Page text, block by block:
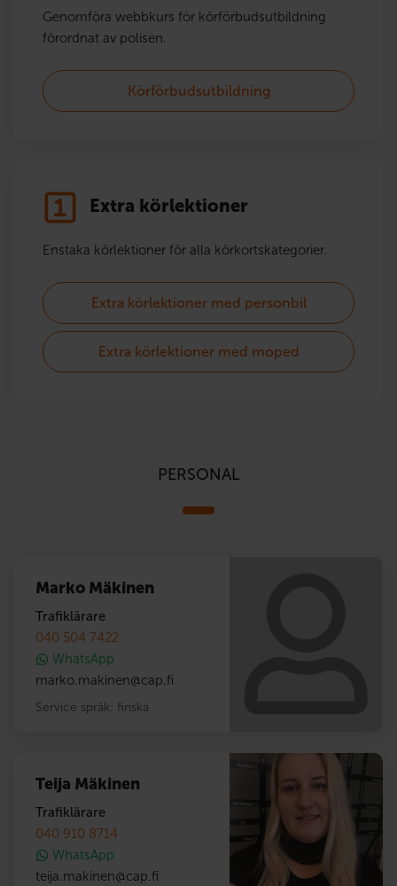
Genomföra webbkurs för körförbudsutbildning
förordnat av polisen.
Körförbudsutbildning
Extra körlektioner
Enstaka körlektioner för alla körkortskategorier.
Extra körlektioner med personbil
Extra körlektioner med moped
PERSONAL
Marko Mäkinen
Trafiklärare
040 504 7422
WhatsApp
marko.makinen@cap.fi
Service språk: finska
Teija Mäkinen
Trafiklärare
040 910 8714
WhatsApp
teija.makinen@cap.fi